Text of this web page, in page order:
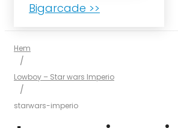
Bigarcade >>
Hem
/
Lowboy – Star wars Imperio
/
starwars-imperio